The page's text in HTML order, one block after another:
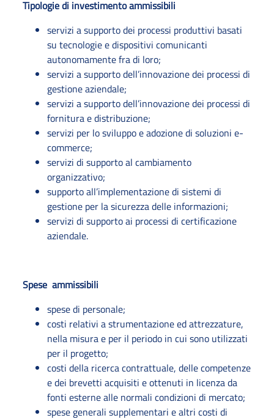
Tipologie di investimento ammissibili
servizi a supporto dei processi produttivi basati
su tecnologie e dispositivi comunicanti
autonomamente fra di loro;
servizi a supporto dell’innovazione dei processi di
gestione aziendale;
servizi a supporto dell’innovazione dei processi di
fornitura e distribuzione;
servizi per lo sviluppo e adozione di soluzioni e-
commerce;
servizi di supporto al cambiamento
organizzativo;
supporto all’implementazione di sistemi di
gestione per la sicurezza delle informazioni;
servizi di supporto ai processi di certificazione
aziendale.
Spese ammissibili
spese di personale;
costi relativi a strumentazione ed attrezzature,
nella misura e per il periodo in cui sono utilizzati
per il progetto;
costi della ricerca contrattuale, delle competenze
e dei brevetti acquisiti e ottenuti in licenza da
fonti esterne alle normali condizioni di mercato;
spese generali supplementari e altri costi di